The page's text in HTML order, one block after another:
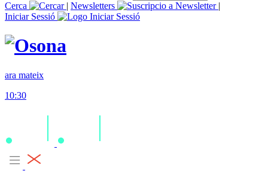
Cerca
| Newsletters
|
Iniciar Sessió
ara mateix
10:30